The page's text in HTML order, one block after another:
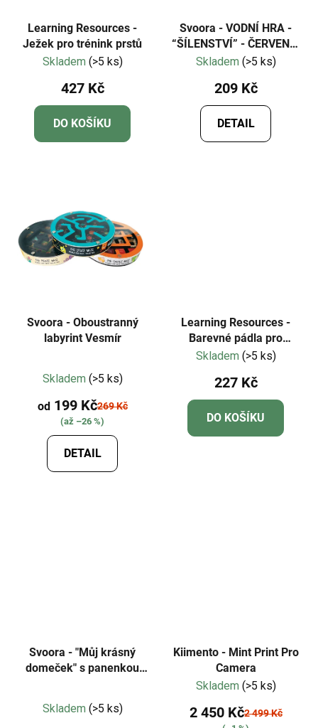
Learning Resources -
Ježek pro trénink prstů
Skladem (>5 ks)
427 Kč
DO KOŠÍKU
Svoora - VODNÍ HRA -
“ŠÍLENSTVÍ” - ČERVENÁ,
MODRÁ , ZELENÁ
Skladem (>5 ks)
209 Kč
DETAIL
Svoora - Oboustranný
labyrint Vesmír
hodnocení
produktu
je
Skladem (>5 ks)
od199 Kč269 Kč
(až –26 %)
DETAIL
Learning Resources -
Barevné pádla pro
základní vědy 18 ks
Skladem (>5 ks)
227 Kč
DO KOŠÍKU
Svoora - "Můj krásný
domeček" s panenkou
hodnocení
Skladem (>5 ks)
Kiimento - Mint Print Pro
Camera
Skladem (>5 ks)
2 450 Kč2 499 Kč